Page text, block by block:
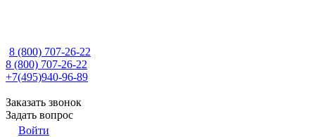
8 (800) 707-26-22
8 (800) 707-26-22
+7(495)940-96-89
Заказать звонок
Задать вопрос
Войти